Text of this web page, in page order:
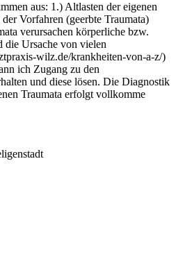
aus: 1.) Altlasten der eigenen
Vorfahren (geerbte Traumata)
verursachen körperliche bzw.
die Ursache von vielen
wilz.de/krankheiten-von-a-z/)
ich Zugang zu den
und diese lösen. Die Diagnostik
Traumata erfolgt vollkomme